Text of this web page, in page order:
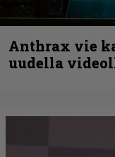
Anthrax vie
uudella